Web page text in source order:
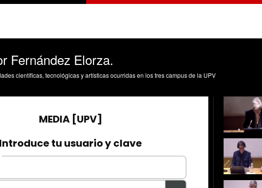
Fernández Elorza.
científicas, tecnológicas y artísticas ocurridas en los tres campus de la UPV